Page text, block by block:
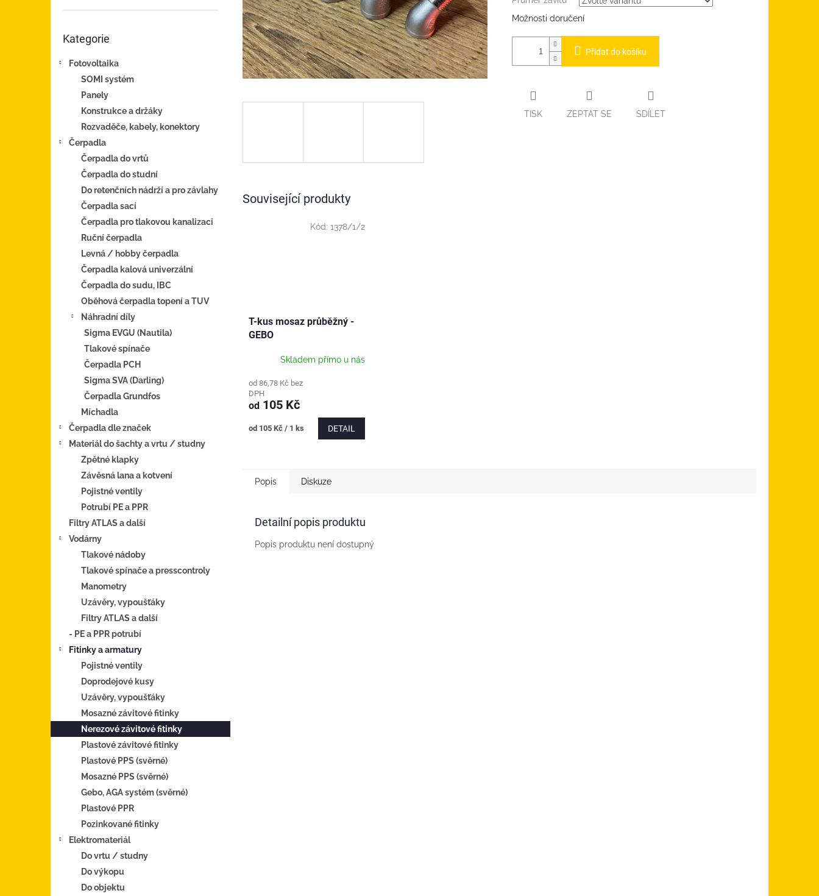
kategorie
Kategorie
Fotovoltaika
SOMI systém
Panely
Konstrukce a držáky
Rozvaděče, kabely, konektory
Čerpadla
Čerpadla do vrtů
Čerpadla do studní
Do retenčních nádrží a pro závlahy
Čerpadla sací
Čerpadla pro tlakovou kanalizaci
Ruční čerpadla
Levná / hobby čerpadla
Čerpadla kalová univerzální
Čerpadla do sudu, IBC
Oběhová čerpadla topení a TUV
Náhradní díly
Sigma EVGU (Nautila)
Tlakové spínače
Čerpadla PCH
Sigma SVA (Darling)
Čerpadla Grundfos
Míchadla
Čerpadla dle značek
Materiál do šachty a vrtu / studny
Zpětné klapky
Závěsná lana a kotvení
Pojistné ventily
Potrubí PE a PPR
Filtry ATLAS a další
Vodárny
Tlakové nádoby
Tlakové spínače a presscontroly
Manometry
Uzávěry, vypoušťáky
Filtry ATLAS a další
- PE a PPR potrubí
Fitinky a armatury
Pojistné ventily
Doprodejové kusy
Uzávěry, vypoušťáky
Mosazné závitové fitinky
Nerezové závitové fitinky
Plastové závitové fitinky
Plastové PPS (svěrné)
Mosazné PPS (svěrné)
Gebo, AGA systém (svěrné)
Plastové PPR
Pozinkované fitinky
Elektromateriál
Do vrtu / studny
Do výkopu
Do objektu
Možnosti doručení
Přidat do košíku
TISK ZEPTAT SE SDÍLET
Související produkty
T-kus mosaz průběžný -
GEBO
Skladem přímo u nás
od 86,78 Kč bez
DPH
od 105 Kč
Měrná
od 105 Kč / 1 ks DETAIL
Kód: 1378/1/2
Popis Diskuze
Detailní popis produktu
Popis produktu není dostupný